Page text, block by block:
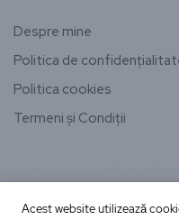
Despre mine
Politica de
Politica cookies
Termeni și Condiții
Acest website utilizează